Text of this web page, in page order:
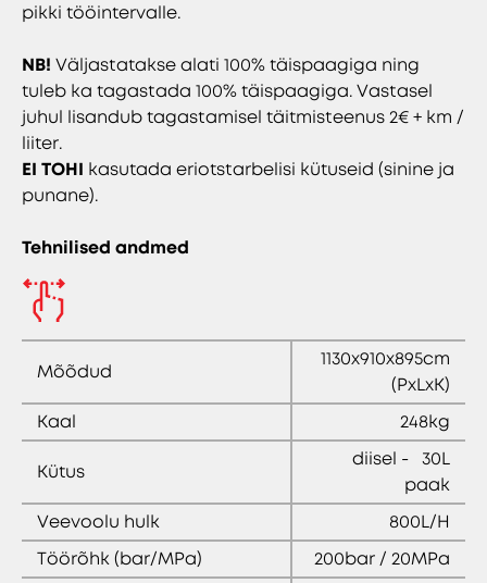
pikki tööintervalle.
NB! Väljastatakse alati 100% täispaagiga ning
tuleb ka tagastada 100% täispaagiga. Vastasel
juhul lisandub tagastamisel täitmisteenus 2€ + km /
liiter.
EI TOHI kasutada eriotstarbelisi kütuseid (sinine ja
punane).
Tehnilised andmed
Mõõdud
1130x910x895cm
(PxLxK)
Kaal
248kg
Kütus
diisel - 30L
paak
Veevoolu hulk
800L/H
Töörõhk (bar/MPa)
200bar / 20MPa